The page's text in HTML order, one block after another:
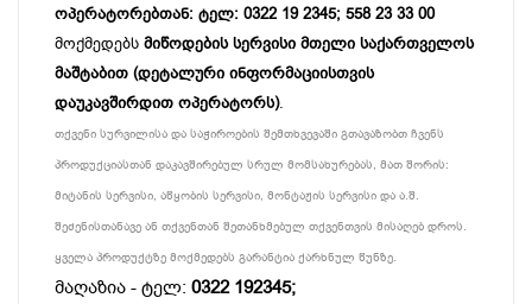
ოპერატორებთან: ტელ: 0322 19 2345; 558 23 33 00
მოქმედებს მიწოდების სერვისი მთელი საქართველოს
მაშტაბით (დეტალური ინფორმაციისთვის
დაუკავშირდით ოპერატორს).
თქვენი სურვილისა და საჭიროების შემთხვევაში გთავაზობთ ჩვენს
პროდუქციასთან დაკავშირებულ სრულ მომსახურებას, მათ შორის:
მიტანის სერვისი, აწყობის სერვისი, მონტაჟის სერვისი და ა.შ.
შეძენისთანავე ან თქვენთან შეთანხმებულ თქვენთვის მისაღებ დროს.
ყველა პროდუქტზე მოქმედებს გარანტია ქარხნულ წუნზე.
მაღაზია - ტელ: 0322 192345;